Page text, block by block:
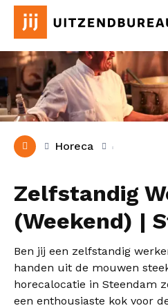
Horeca
Zelfstandig
(Weekend) |
Ben jij een zelfstandig
handen uit de mouwen
horecalocatie in Steendam
een enthousiaste kok voor